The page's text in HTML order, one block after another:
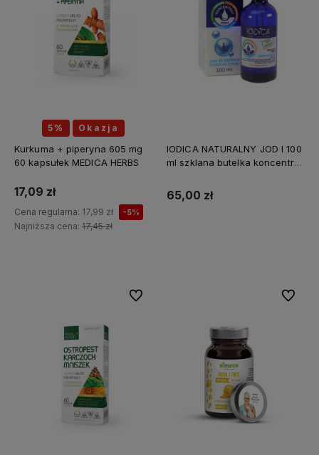
5% Okazja
Kurkuma + piperyna 605 mg
60 kapsułek MEDICA HERBS
17,09 zł
Cena regularna: 17,99 zł -5%
Najniższa cena: 17,45 zł
IODICA NATURALNY JOD I 100
ml szklana butelka koncentrat
65,00 zł
Do ulubionych Do